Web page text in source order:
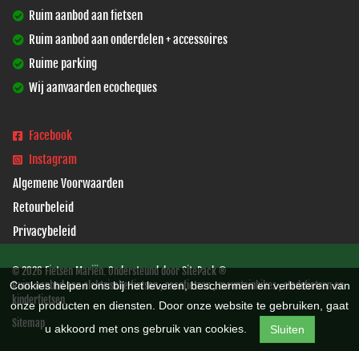
Ruim aanbod aan fietsen
Ruim aanbod aan onderdelen + accessoires
Ruime parking
Wij aanvaarden ecocheques
Facebook
Instagram
Algemene Voorwaarden
Retourbeleid
Privacybeleid
© 2026 Fietsen Mariën. Ondersteund doorSitePack ®
Ruim aanbod aan elektrische fietsen , racefietsen , mountainbikes , stadsfietsen en
kinderfietsen.
Sitemap
Cookies helpen ons bij het leveren, beschermen en verbeteren van
onze producten en diensten. Door onze website te gebruiken, gaat
u akkoord met ons gebruik van cookies.
Sluiten